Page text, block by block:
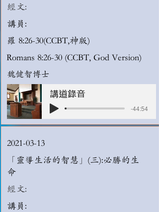
經文:
講員:
羅 8:26-30(CCBT,神版)
Romans 8:26-30 (CCBT, God Version)
魏健智博士
講道錄音
-44:54
2021-03-13
「靈導生活的智慧」(三):必勝的生
命
經文:
講員: